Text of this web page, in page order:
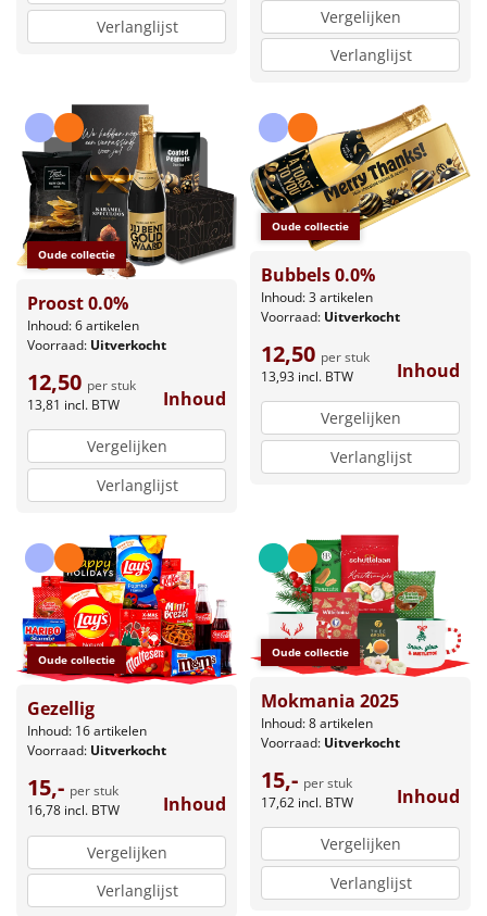
Verlanglijst
Vergelijken
Verlanglijst
Oude collectie
Proost 0.0%
Inhoud: 6 artikelen
Voorraad: Uitverkocht
12,50 per stuk
13,81 incl. BTW Inhoud
Vergelijken
Verlanglijst
Oude collectie
Bubbels 0.0%
Inhoud: 3 artikelen
Voorraad: Uitverkocht
12,50 per stuk
13,93 incl. BTW Inhoud
Vergelijken
Verlanglijst
Oude collectie
Gezellig
Inhoud: 16 artikelen
Voorraad: Uitverkocht
15,- per stuk
16,78 incl. BTW Inhoud
Vergelijken
Verlanglijst
Oude collectie
Mokmania 2025
Inhoud: 8 artikelen
Voorraad: Uitverkocht
15,- per stuk
17,62 incl. BTW Inhoud
Vergelijken
Verlanglijst